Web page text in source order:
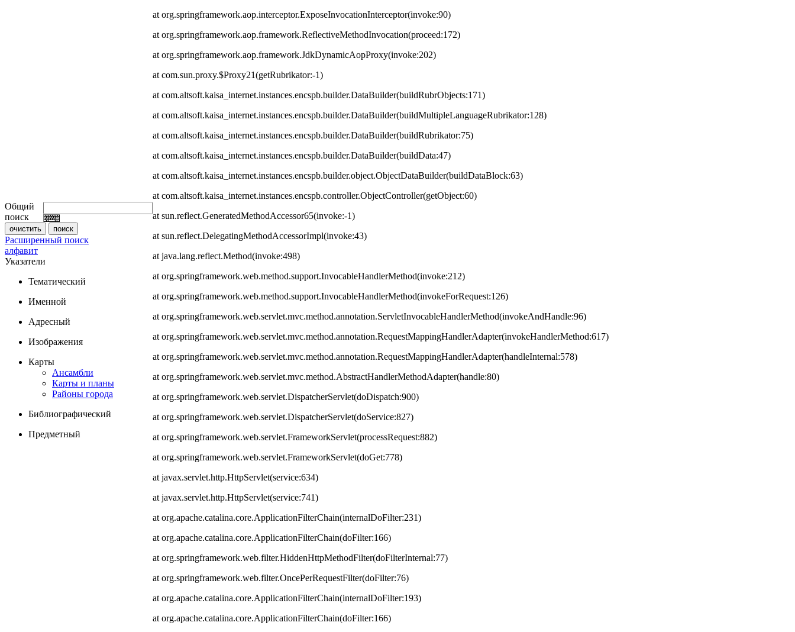
Общий
поиск
Расширенный поиск
алфавит
Указатели
Тематический
Именной
Адресный
Изображения
Карты
Ансамбли
Карты и планы
Районы города
Библиографический
Предметный
at org.springframework.aop.interceptor.ExposeInvocationInterceptor(invoke:90)
at org.springframework.aop.framework.ReflectiveMethodInvocation(proceed:172)
at org.springframework.aop.framework.JdkDynamicAopProxy(invoke:202)
at com.sun.proxy.$Proxy21(getRubrikator:-1)
at com.altsoft.kaisa_internet.instances.encspb.builder.DataBuilder(buildRubrObjects:171)
at com.altsoft.kaisa_internet.instances.encspb.builder.DataBuilder(buildMultipleLanguageRubrikator:128)
at com.altsoft.kaisa_internet.instances.encspb.builder.DataBuilder(buildRubrikator:75)
at com.altsoft.kaisa_internet.instances.encspb.builder.DataBuilder(buildData:47)
at com.altsoft.kaisa_internet.instances.encspb.builder.object.ObjectDataBuilder(buildDataBlock:63)
at com.altsoft.kaisa_internet.instances.encspb.controller.ObjectController(getObject:60)
at sun.reflect.GeneratedMethodAccessor65(invoke:-1)
at sun.reflect.DelegatingMethodAccessorImpl(invoke:43)
at java.lang.reflect.Method(invoke:498)
at org.springframework.web.method.support.InvocableHandlerMethod(invoke:212)
at org.springframework.web.method.support.InvocableHandlerMethod(invokeForRequest:126)
at org.springframework.web.servlet.mvc.method.annotation.ServletInvocableHandlerMethod(invokeAndHandle:96)
at org.springframework.web.servlet.mvc.method.annotation.RequestMappingHandlerAdapter(invokeHandlerMethod:617)
at org.springframework.web.servlet.mvc.method.annotation.RequestMappingHandlerAdapter(handleInternal:578)
at org.springframework.web.servlet.mvc.method.AbstractHandlerMethodAdapter(handle:80)
at org.springframework.web.servlet.DispatcherServlet(doDispatch:900)
at org.springframework.web.servlet.DispatcherServlet(doService:827)
at org.springframework.web.servlet.FrameworkServlet(processRequest:882)
at org.springframework.web.servlet.FrameworkServlet(doGet:778)
at javax.servlet.http.HttpServlet(service:634)
at javax.servlet.http.HttpServlet(service:741)
at org.apache.catalina.core.ApplicationFilterChain(internalDoFilter:231)
at org.apache.catalina.core.ApplicationFilterChain(doFilter:166)
at org.springframework.web.filter.HiddenHttpMethodFilter(doFilterInternal:77)
at org.springframework.web.filter.OncePerRequestFilter(doFilter:76)
at org.apache.catalina.core.ApplicationFilterChain(internalDoFilter:193)
at org.apache.catalina.core.ApplicationFilterChain(doFilter:166)